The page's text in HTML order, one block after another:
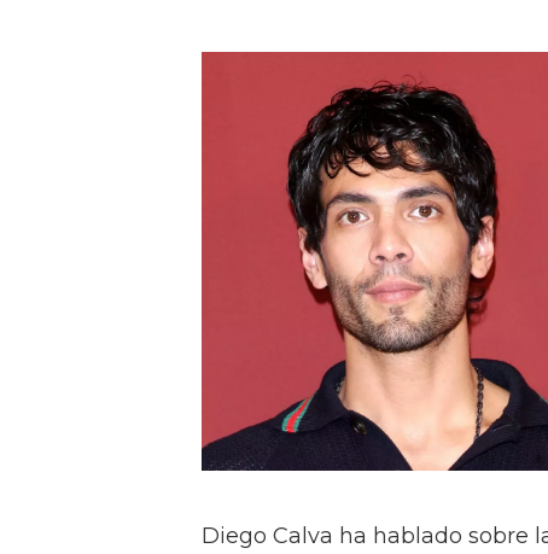
Diego Calva ha hablado sobre